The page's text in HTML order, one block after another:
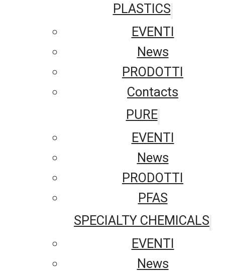
PLASTICS
EVENTI
News
PRODOTTI
Contacts
PURE
EVENTI
News
PRODOTTI
PFAS
SPECIALTY CHEMICALS
EVENTI
News